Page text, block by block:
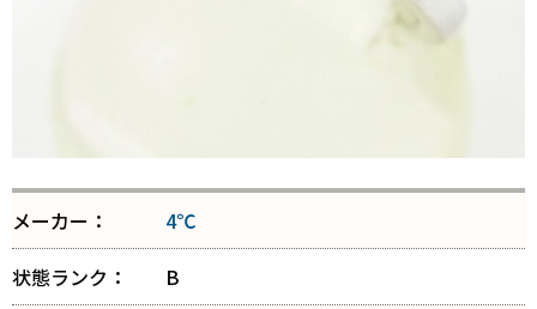
メーカー：
4℃
状態ランク：
B